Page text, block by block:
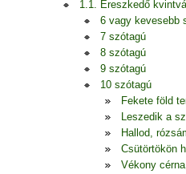
1.1. Ereszkedő
6 vagy kevesebb
7 szótagú
8 szótagú
9 szótagú
10 szótagú
Fekete föld
Leszedik a
Hallod,
Csütörtökön
Vékony